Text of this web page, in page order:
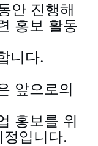
안 진행해
홍보 활동
니다.
앞으로의
홍보를 위
입니다.